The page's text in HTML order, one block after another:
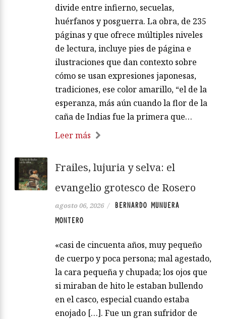
divide entre infierno, secuelas,
huérfanos y posguerra. La obra, de 235
páginas y que ofrece múltiples niveles
de lectura, incluye pies de página e
ilustraciones que dan contexto sobre
cómo se usan expresiones japonesas,
tradiciones, ese color amarillo, “el de la
esperanza, más aún cuando la flor de la
caña de Indias fue la primera que…
Leer más
Frailes, lujuria y selva: el
evangelio grotesco de Rosero
agosto 06, 2026 /
BERNARDO MUNUERA
MONTERO
«casi de cincuenta años, muy pequeño
de cuerpo y poca persona; mal agestado,
la cara pequeña y chupada; los ojos que
si miraban de hito le estaban bullendo
en el casco, especial cuando estaba
enojado […]. Fue un gran sufridor de